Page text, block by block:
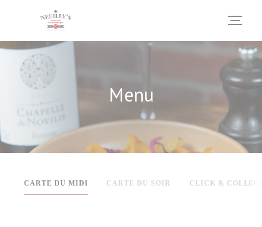
Menu
CARTE DU MIDI CARTE DU SOIR CLICK &